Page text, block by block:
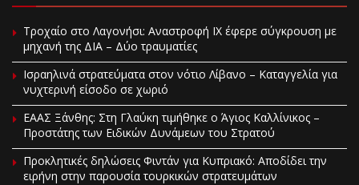
Τροχαίο στο Λαγονήσι: Αναστροφή ΙΧ έφερε σύγκρουση με
μηχανή της ΔΙΑ – Δύο τραυματίες
Ισραηλινά στρατεύματα στον νότιο Λίβανο – Καταγγελία για
νυχτερινή είσοδο σε χωριό
EAAΣ Ξάνθης: Στη Γλαύκη τιμήθηκε ο Άγιος Καλλίνικος –
Προστάτης των Ειδικών Δυνάμεων του Στρατού
Προκλητικές δηλώσεις Φιντάν για Κυπριακό: Αποδίδει την
ειρήνη στην παρουσία τουρκικών στρατευμάτων